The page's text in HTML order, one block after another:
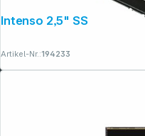
Artikel-Nr.:194233